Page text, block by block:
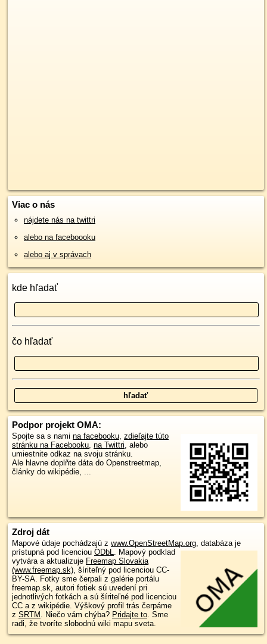
Viac o nás
nájdete nás na twittri
alebo na faceboooku
alebo aj v správach
kde hľadať
čo hľadať
Podpor projekt OMA:
Spojte sa s nami na facebooku, zdieľajte túto
stránku na Facebooku, na Twittri, alebo
umiestnite odkaz na svoju stránku.
Ale hlavne doplňte dáta do Openstreetmap,
články do wikipédie, ...
Zdroj dát
Mapové údaje pochádzajú z www.OpenStreetMap.org, databáza je
prístupná pod licenciou ODbL. Mapový podklad
vytvára a aktualizuje Freemap Slovakia
(www.freemap.sk), šíriteľný pod licenciou CC-
BY-SA. Fotky sme čerpali z galérie portálu
freemap.sk, autori fotiek sú uvedení pri
jednotlivých fotkách a sú šíriteľné pod licenciou
CC a z wikipédie. Výškový profil trás čerpáme
z SRTM . Niečo vám chýba? Pridajte to. Sme
radi, že tvoríte slobodnú wiki mapu sveta.